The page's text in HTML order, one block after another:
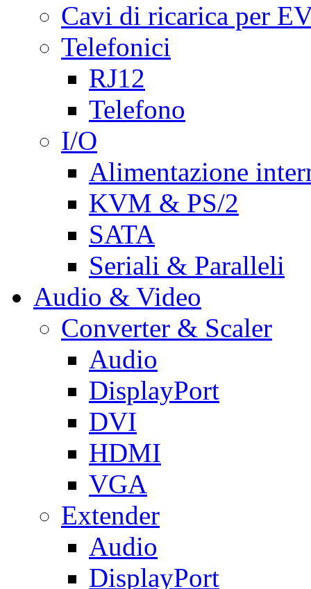
Cavi di ricarica per
Telefonici
RJ12
Telefono
I/O
Alimentazione
KVM & PS/2
SATA
Seriali & Paralleli
Audio & Video
Converter & Scaler
Audio
DisplayPort
DVI
HDMI
VGA
Extender
Audio
DisplayPort